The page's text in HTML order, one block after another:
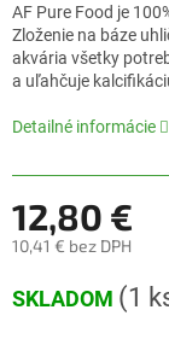
produktu
je
0,0
z
hviezdičiek.
AF Pure Food je
Zloženie na báze
akvária všetky
a uľahčuje
Detailné informácie
12,80 €
10,41 € bez DPH
cena:
SKLADOM (1